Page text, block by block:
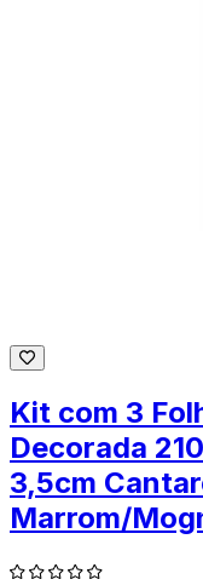
Kit com 3
Decorada
3,5cm
Marrom/